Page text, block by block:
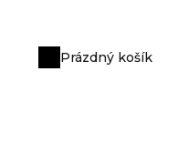
Nákupní
Prázdný košík